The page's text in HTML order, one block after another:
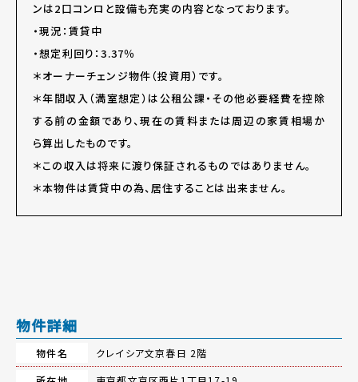
ンは2口コンロと設備も充実の内容となっております。
・現況：賃貸中
・想定利回り：3.37％
＊オーナーチェンジ物件（投資用）です。
＊年間収入（満室想定）は公租公課・その他必要経費を控除
する前の金額であり、現在の賃料または周辺の家賃相場か
ら算出したものです。
＊この収入は将来に渡り保証されるものではありません。
＊本物件は賃貸中の為、居住することは出来ません。
物件詳細
物件名
クレイシア文京春日 2階